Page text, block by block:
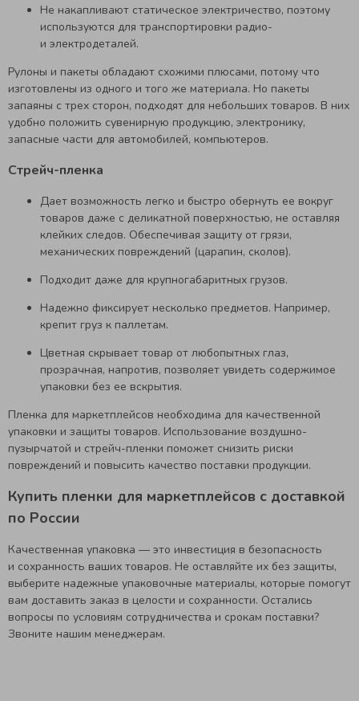
Не накапливают статическое электричество, поэтому
используются для транспортировки радио-
и электродеталей.
Рулоны и пакеты обладают схожими плюсами, потому что
изготовлены из одного и того же материала. Но пакеты
запаяны с трех сторон, подходят для небольших товаров. В них
удобно положить сувенирную продукцию, электронику,
запасные части для автомобилей, компьютеров.
Стрейч-пленка
Дает возможность легко и быстро обернуть ее вокруг
товаров даже с деликатной поверхностью, не оставляя
клейких следов. Обеспечивая защиту от грязи,
механических повреждений (царапин, сколов).
Подходит даже для крупногабаритных грузов.
Надежно фиксирует несколько предметов. Например,
крепит груз к паллетам.
Цветная скрывает товар от любопытных глаз,
прозрачная, напротив, позволяет увидеть содержимое
упаковки без ее вскрытия.
Пленка для маркетплейсов необходима для качественной
упаковки и защиты товаров. Использование воздушно-
пузырчатой и стрейч-пленки поможет снизить риски
повреждений и повысить качество поставки продукции.
Купить пленки для маркетплейсов с доставкой
по России
Качественная упаковка — это инвестиция в безопасность
и сохранность ваших товаров. Не оставляйте их без защиты,
выберите надежные упаковочные материалы, которые помогут
вам доставить заказ в целости и сохранности. Остались
вопросы по условиям сотрудничества и срокам поставки?
Звоните нашим менеджерам.